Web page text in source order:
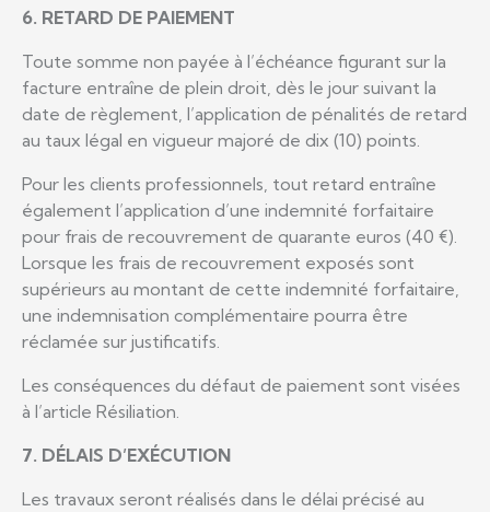
6. RETARD DE PAIEMENT
Toute somme non payée à l’échéance figurant sur la
facture entraîne de plein droit, dès le jour suivant la
date de règlement, l’application de pénalités de retard
au taux légal en vigueur majoré de dix (10) points.
Pour les clients professionnels, tout retard entraîne
également l’application d’une indemnité forfaitaire
pour frais de recouvrement de quarante euros (40 €).
Lorsque les frais de recouvrement exposés sont
supérieurs au montant de cette indemnité forfaitaire,
une indemnisation complémentaire pourra être
réclamée sur justificatifs.
Les conséquences du défaut de paiement sont visées
à l’article Résiliation.
7. DÉLAIS D’EXÉCUTION
Les travaux seront réalisés dans le délai précisé au